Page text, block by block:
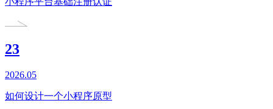
23
2026.05
如何设计一个小程序原型